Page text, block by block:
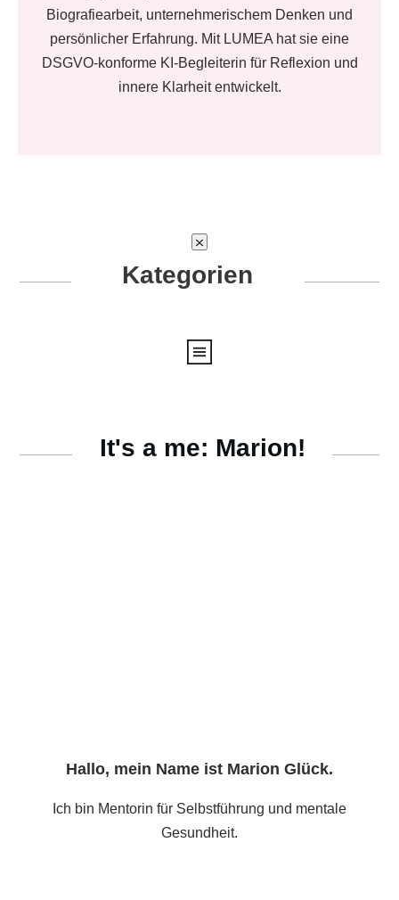
Biografiearbeit, unternehmerischem Denken und
persönlicher Erfahrung. Mit LUMEA hat sie eine
DSGVO-konforme KI-Begleiterin für Reflexion und
innere Klarheit entwickelt.
Kategorien
It's a me: Marion!
Hallo, mein Name ist Marion Glück.
Ich bin Mentorin für Selbstführung und mentale
Gesundheit.